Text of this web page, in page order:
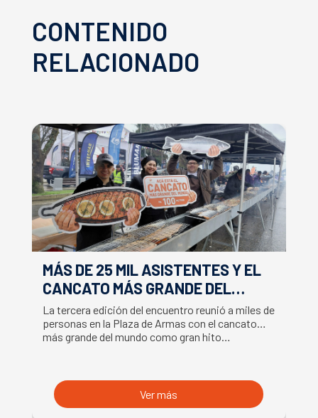
CONTENIDO
RELACIONADO
MÁS DE 25 MIL ASISTENTES Y EL
CANCATO MÁS GRANDE DEL
MUNDO MARCAN EXITOSO CIERRE
DE LA SEMANA DEL SALMÓN
La tercera edición del encuentro reunió a miles de
personas en la Plaza de Armas con el cancato
más grande del mundo como gran hito…
Ver más